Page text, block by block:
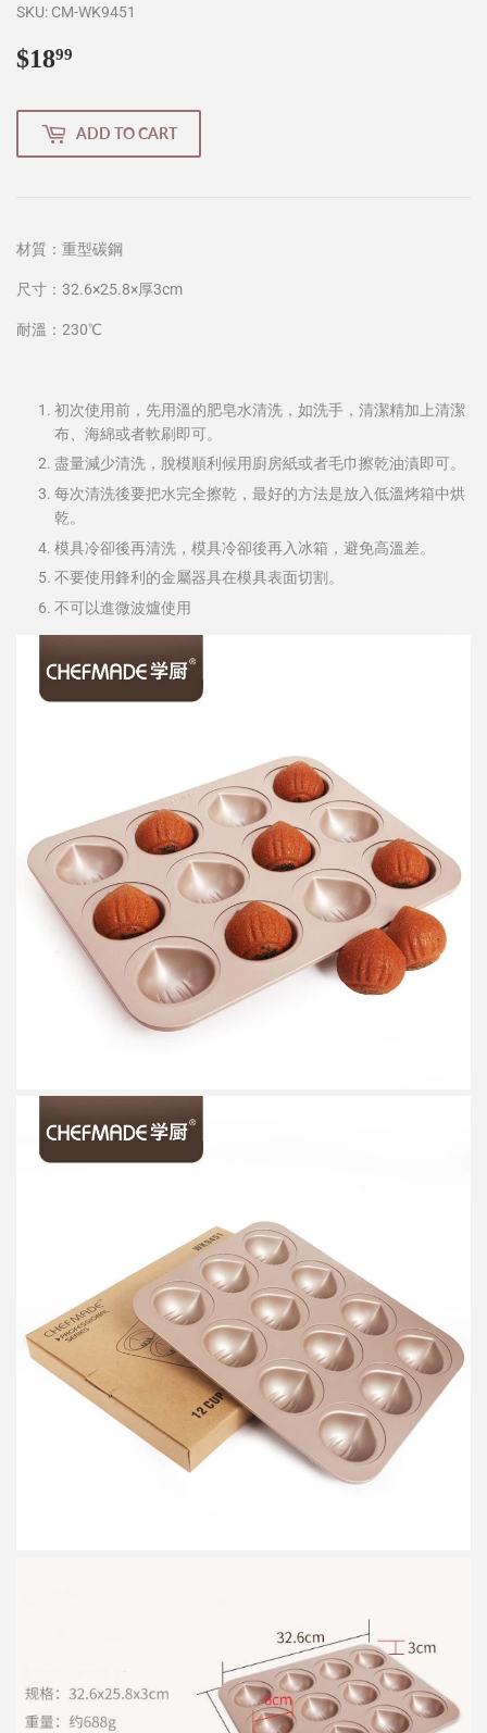
SKU: CM-WK9451
$1899
ADD TO CART
材質： 重型碳鋼
尺寸： 32.6×25.8×厚3cm
耐溫：230℃
初次使用前，先用溫的肥皂水清洗，如洗手，清潔精加上清潔
布、海綿或者軟刷即可。
盡量減少清洗，脫模順利候用廚房紙或者毛巾擦乾油漬即可。
每次清洗後要把水完全擦乾，最好的方法是放入低溫烤箱中烘
乾。
模具冷卻後再清洗，模具冷卻後再入冰箱，避免高溫差。
不要使用鋒利的金屬器具在模具表面切割。
不可以進微波爐使用